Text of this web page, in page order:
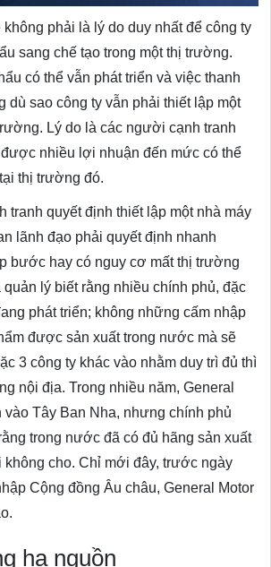
phải là lý do duy nhất để công ty
sang chế tạo trong một thị trường.
có thể vẫn phát triển và việc thanh
dù sao công ty vẫn phải thiết lập một
Lý do là các người cạnh tranh
nhiều lợi nhuận đến mức có thể
thị trường đó.
tranh quyết định thiết lập một nhà máy
lãnh đạo phải quyết định nhanh
bước hay có nguy cơ mất thị trường
lý biết rằng nhiều chính phủ, đặc
phát triển; không những cấm nhập
được sản xuất trong nước mà sẽ
3 công ty khác vào nhằm duy trì đủ thì
nội địa. Trong nhiều năm, General
vào Tây Ban Nha, nhưng chính phủ
trong nước đã có đủ hãng sản xuất
cho. Chỉ mới đây, trước ngày
Cộng đồng Âu châu, General Motor
hạ nguồn